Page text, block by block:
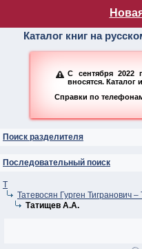
Алфавитный
Каталог книг на
С сентября 2022
вносятся. Каталог
Справки по
Поиск разделителя
Последовательный поиск
Т
Татевосян Гурген Тигранович
Татищев А.А.